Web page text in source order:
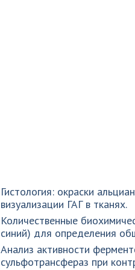
Гистология: окраски
визуализации ГАГ в тканях.
Количественные
синий) для определения
Анализ активности
сульфотрансфераз при